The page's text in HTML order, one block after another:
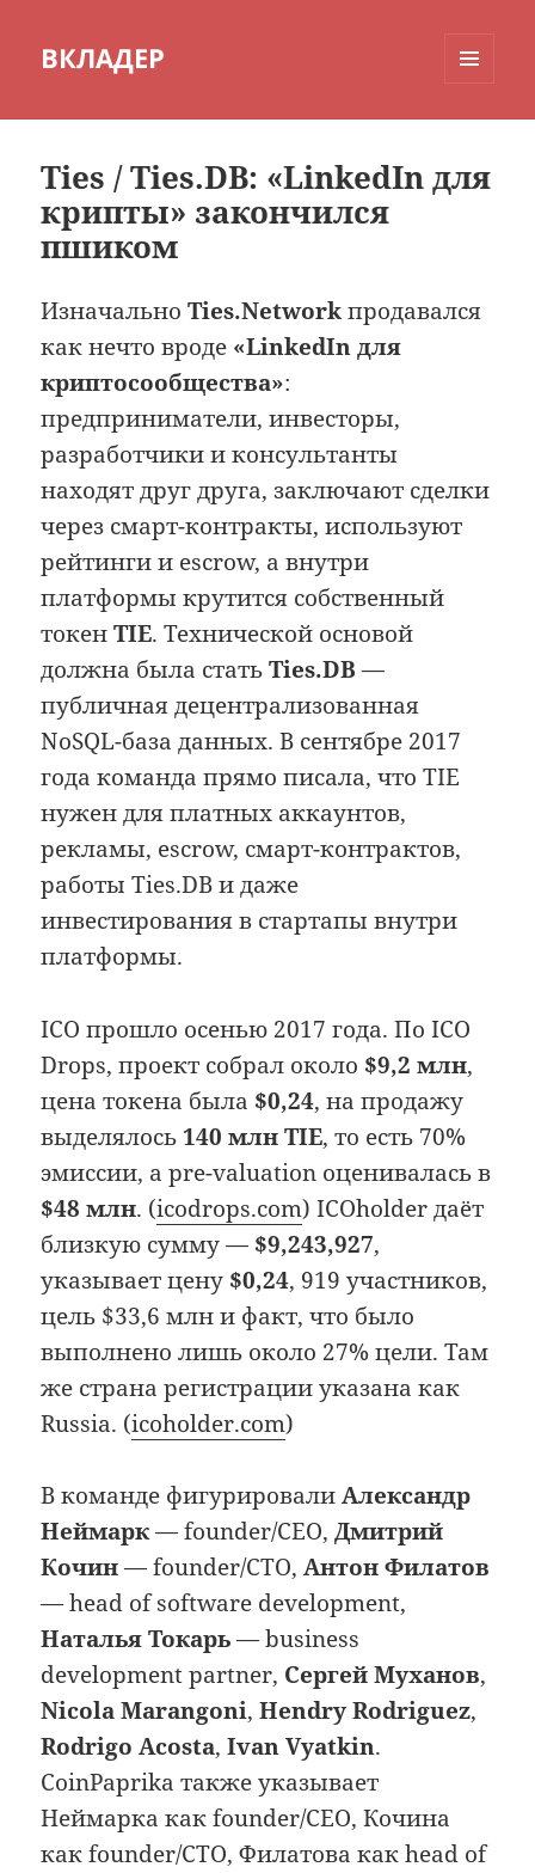
ВКЛАДЕР
Ties / Ties.DB: «LinkedIn для
крипты» закончился
пшиком
ИзначальноTies.Networkпродавался
как нечто вроде «LinkedIn для
криптосообщества»:
предприниматели, инвесторы,
разработчики и консультанты
находят друг друга, заключают сделки
через смарт-контракты, используют
рейтинги и escrow, а внутри
платформы крутится собственный
токенTIE. Технической основой
должна была статьTies.DB —
публичная децентрализованная
NoSQL-база данных. В сентябре 2017
года команда прямо писала, что TIE
нужен для платных аккаунтов,
рекламы, escrow, смарт-контрактов,
работы Ties.DB и даже
инвестирования в стартапы внутри
платформы.
ICO прошло осенью 2017 года. По ICO
Drops, проект собрал около $9,2 млн,
цена токена была $0,24, на продажу
выделялось 140 млн TIE, то есть 70%
эмиссии, а pre-valuation оценивалась в
$48 млн. (icodrops.com) ICOholder даёт
близкую сумму — $9,243,927,
указывает цену $0,24, 919 участников,
цель $33,6 млн и факт, что было
выполнено лишь около 27% цели. Там
же страна регистрации указана как
Russia. (icoholder.com)
В команде фигурировалиАлександр
Неймарк— founder/CEO,Дмитрий
Кочин— founder/CTO,Антон Филатов
— head of software development,
Наталья Токарь— business
development partner, Сергей Муханов,
Nicola Marangoni,Hendry Rodriguez,
Rodrigo Acosta,Ivan Vyatkin.
CoinPaprika также указывает
Неймарка как founder/CEO, Кочина
как founder/CTO, Филатова как head of